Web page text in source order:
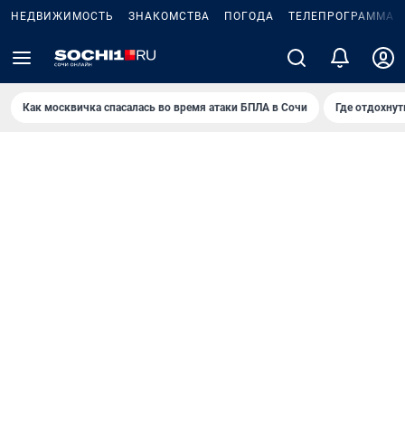
НЕДВИЖИМОСТЬ ЗНАКОМСТВА ПОГОДА ТЕЛЕПРОГРАММА
Как москвичка спасалась во время атаки БПЛА в Сочи Где